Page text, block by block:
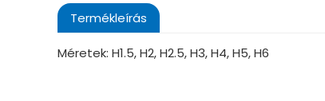
Termékleírás
Méretek: H1.5, H2, H2.5, H3, H4, H5, H6